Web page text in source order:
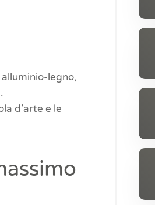
legno,
d’arte e le